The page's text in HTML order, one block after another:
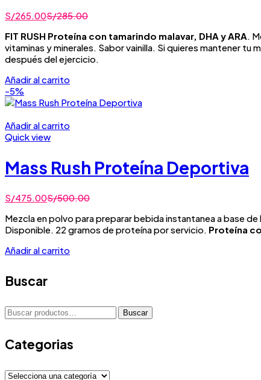
S/265.00S/285.00
FIT RUSH Proteína con tamarindo malavar, DHA y ARA.
vitaminas y minerales. Sabor vainilla. Si quieres mantener
después del ejercicio.
Añadir al carrito
-5%
Añadir al carrito
Quick view
Mass Rush Proteína Deportiva
S/475.00S/500.00
Mezcla en polvo para preparar bebida instantanea a base
Disponible. 22 gramos de proteína por servicio. Proteína
Añadir al carrito
Buscar
Buscar
por:
Buscar
Categorias